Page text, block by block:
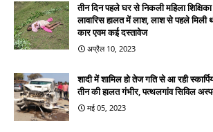
तीन दिन पहले घर से निकली महिला
लावारिस हालत में लाश, लाश से पहले मिली
कार एवम कई दस्तावेज
अप्रैल 10, 2023
शादी में शामिल हो तेज गति से आ रही
तीन की हालत गंभीर, पत्थलगांव सिविल
मई 05, 2023